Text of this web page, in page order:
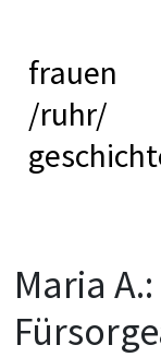
frauen
/ruhr/
Maria